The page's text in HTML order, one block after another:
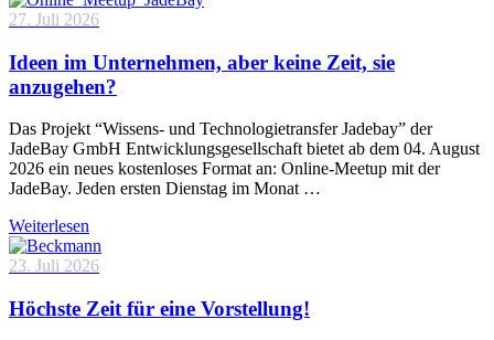
27. Juli 2026
Ideen im Unternehmen, aber keine Zeit, sie
anzugehen?
Das Projekt “Wissens- und Technologietransfer Jadebay” der
JadeBay GmbH Entwicklungsgesellschaft bietet ab dem 04. August
2026 ein neues kostenloses Format an: Online-Meetup mit der
JadeBay. Jeden ersten Dienstag im Monat …
Weiterlesen
23. Juli 2026
Höchste Zeit für eine Vorstellung!